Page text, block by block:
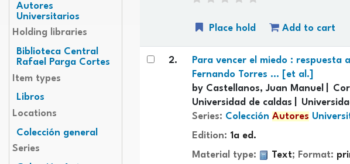
Autores
Universitarios
Holding libraries
Biblioteca Central
Rafael Parga Cortes
Item types
Libros
Locations
Colección general
Series
Place hold Add to cart
2. Para vencer el miedo :
Fernando Torres ... [et al.]
by Castellanos, Juan Manuel
Universidad de caldas
Series: Colección Autores
Edition: 1a ed.
Material type:
Text; Format: